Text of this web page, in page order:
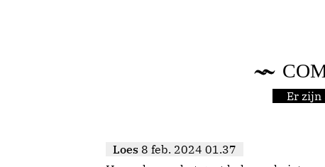
Er zijn
Loes 8 feb. 2024 01.37